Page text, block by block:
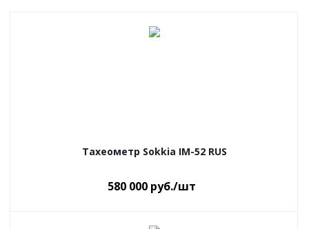
Тахеометр Sokkia IM-52 RUS
580 000 руб./шт